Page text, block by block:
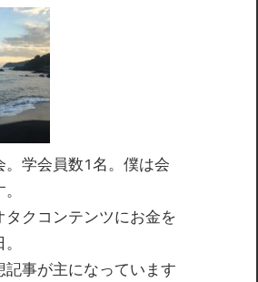
。学会員数1名。僕は会
クコンテンツにお金を
記事が主になっています